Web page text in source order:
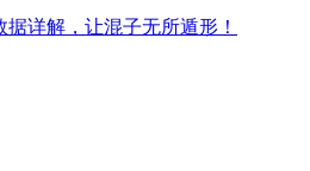
详解，让混子无所遁形！